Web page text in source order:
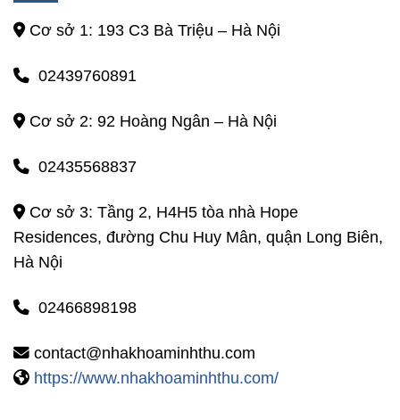
Cơ sở 1: 193 C3 Bà Triệu – Hà Nội
02439760891
Cơ sở 2: 92 Hoàng Ngân – Hà Nội
02435568837
Cơ sở 3: Tầng 2, H4H5 tòa nhà Hope
Residences, đường Chu Huy Mân, quận Long Biên,
Hà Nội
02466898198
contact@nhakhoaminhthu.com
https://www.nhakhoaminhthu.com/